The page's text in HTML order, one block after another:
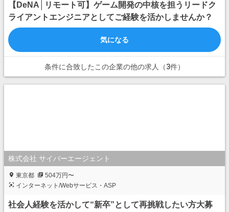
【DeNA│リモート可】ゲーム開発の中核を担うリードク
ライアントエンジニアとしてご経験を活かしませんか？
気になる
条件に合致したこの企業の他の求人（3件）
株式会社 サイバーエージェント
東京都
504万円〜
インターネット/Webサービス・ASP
社会人経験を活かして“新卒”として再挑戦したい方大募